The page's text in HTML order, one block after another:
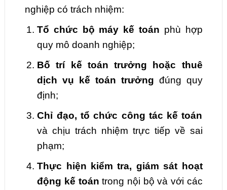
nghiệp có trách nhiệm:
Tổ chức bộ máy kế toán phù hợp
quy mô doanh nghiệp;
Bố trí kế toán trưởng hoặc thuê
dịch vụ kế toán trưởng đúng quy
định;
Chỉ đạo, tổ chức công tác kế toán
và chịu trách nhiệm trực tiếp về sai
phạm;
Thực hiện kiểm tra, giám sát hoạt
động kế toán trong nội bộ và với các